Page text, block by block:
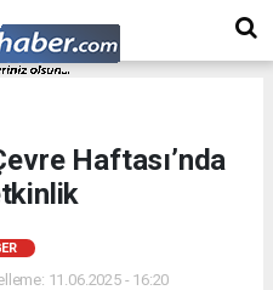
Haftası’nda
11.06.2025 - 16:20